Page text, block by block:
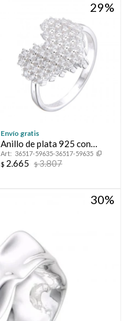
29
Envío gratis
Anillo de plata 925 con
circonias, CORAZON
36517-59635-36517-59635
$ 2.665 $3.807
30